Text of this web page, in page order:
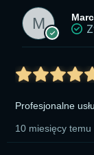
Profesjonalne
10 miesięcy temu